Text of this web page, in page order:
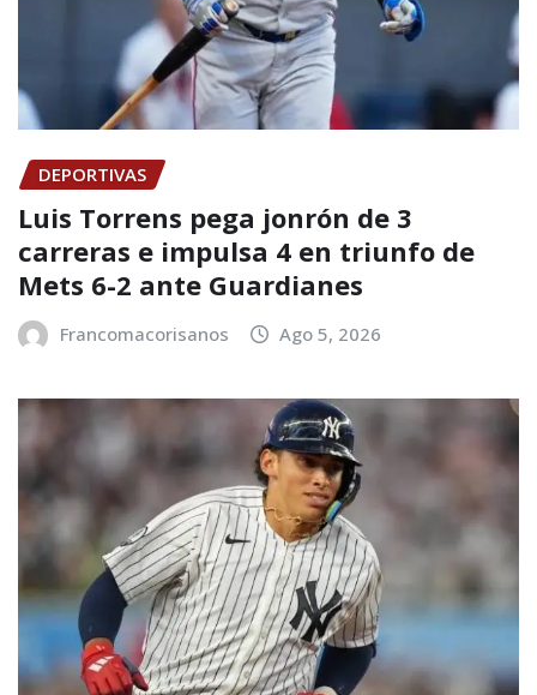
DEPORTIVAS
Luis Torrens pega jonrón de 3
carreras e impulsa 4 en triunfo de
Mets 6-2 ante Guardianes
Francomacorisanos Ago 5, 2026